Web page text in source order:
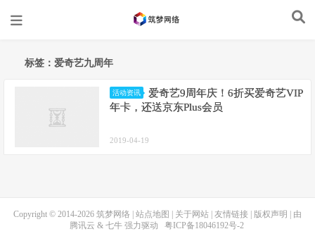
标签：爱奇艺九周年
活动资讯
爱奇艺9周年庆！6折买爱奇艺VIP
年卡，还送京东Plus会员
2019-04-19
Copyright © 2014-2026 筑梦网络 站点地图 关于网站 友情链接 版权声明
| 由
腾讯云 & 七牛强力驱动 粤ICP备18046192号-2